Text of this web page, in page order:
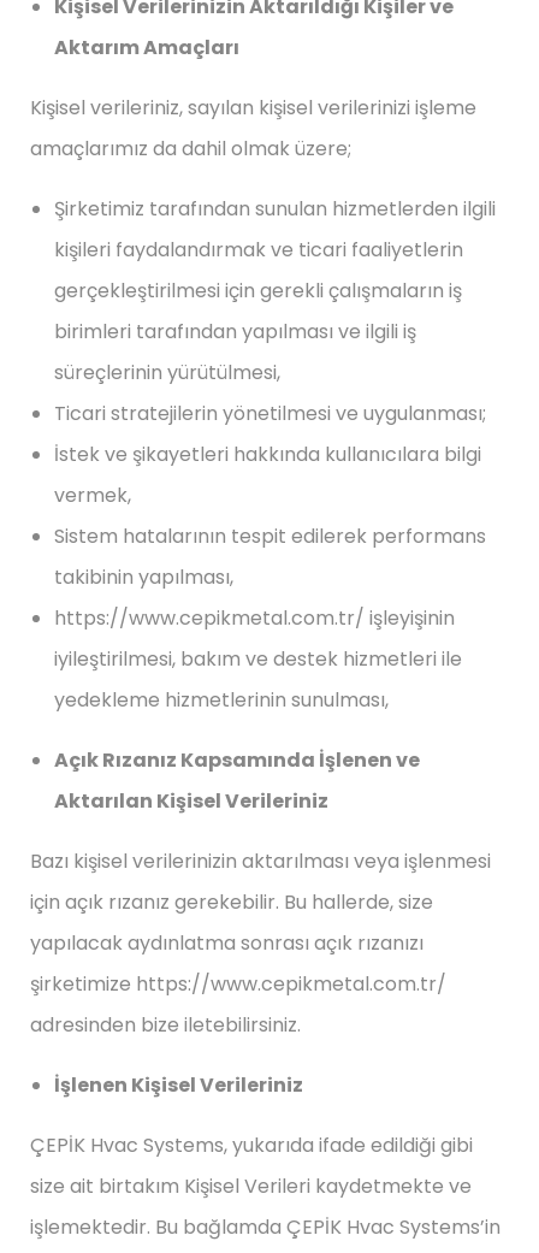
Kişisel Verilerinizin Aktarıldığı Kişiler ve
Aktarım Amaçları
Kişisel verileriniz, sayılan kişisel verilerinizi işleme
amaçlarımız da dahil olmak üzere;
Şirketimiz tarafından sunulan hizmetlerden ilgili
kişileri faydalandırmak ve ticari faaliyetlerin
gerçekleştirilmesi için gerekli çalışmaların iş
birimleri tarafından yapılması ve ilgili iş
süreçlerinin yürütülmesi,
Ticari stratejilerin yönetilmesi ve uygulanması;
İstek ve şikayetleri hakkında kullanıcılara bilgi
vermek,
Sistem hatalarının tespit edilerek performans
takibinin yapılması,
https://www.cepikmetal.com.tr/ işleyişinin
iyileştirilmesi, bakım ve destek hizmetleri ile
yedekleme hizmetlerinin sunulması,
Açık Rızanız Kapsamında İşlenen ve
Aktarılan Kişisel Verileriniz
Bazı kişisel verilerinizin aktarılması veya işlenmesi
için açık rızanız gerekebilir. Bu hallerde, size
yapılacak aydınlatma sonrası açık rızanızı
şirketimize https://www.cepikmetal.com.tr/
adresinden bize iletebilirsiniz.
İşlenen Kişisel Verileriniz
ÇEPİK Hvac Systems, yukarıda ifade edildiği gibi
size ait birtakım Kişisel Verileri kaydetmekte ve
işlemektedir. Bu bağlamda ÇEPİK Hvac Systems’in